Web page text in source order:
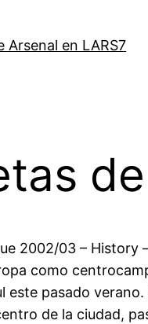
Arsenal en LARS7
2002/03 –
como
este pasado
de la ciudad,